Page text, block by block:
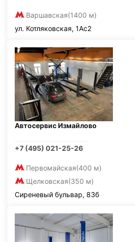
Варшавская(1400 м)
ул. Котляковская, 1Ас2
Автосервис Измайлово
+7 (495) 021-25-26
Первомайская(400 м)
Щелковская(350 м)
Сиреневый бульвар, 83б